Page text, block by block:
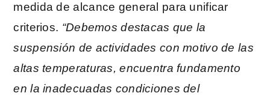
medida de alcance general para unificar
criterios. “Debemos destacas que la
suspensión de actividades con motivo de las
altas temperaturas, encuentra fundamento
en la inadecuadas condiciones del